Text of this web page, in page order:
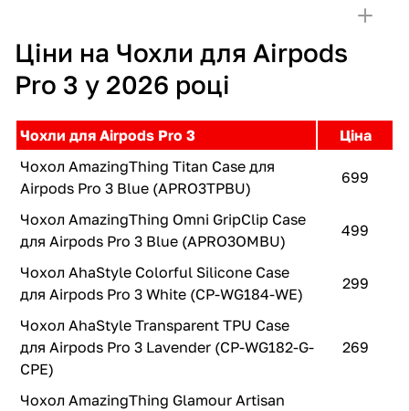
Ціни на Чохли для Airpods
Pro 3 у 2026 році
Чохли для Airpods Pro 3
Ціна
Чохол AmazingThing Titan Case для
Airpods Pro 3 Blue (APRO3TPBU)
699
Чохол AmazingThing Omni GripClip Case
для Airpods Pro 3 Blue (APRO3OMBU)
499
Чохол AhaStyle Colorful Silicone Case
для Airpods Pro 3 White (CP-WG184-WE)
299
Чохол AhaStyle Transparent TPU Case
для Airpods Pro 3 Lavender (CP-WG182-G-
CPE)
269
Чохол AmazingThing Glamour Artisan